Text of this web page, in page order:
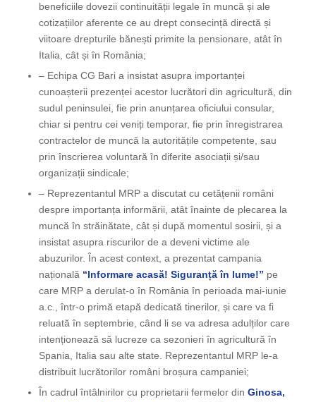
beneficiile dovezii continuității legale în muncă și ale
cotizațiilor aferente ce au drept consecință directă și
viitoare drepturile bănești primite la pensionare, atât în
Italia, cât și în România;
– Echipa CG Bari a insistat asupra importanței
cunoașterii prezenței acestor lucrători din agricultură, din
sudul peninsulei, fie prin anunțarea oficiului consular,
chiar si pentru cei veniți temporar, fie prin înregistrarea
contractelor de muncă la autoritățile competente, sau
prin înscrierea voluntară în diferite asociații și/sau
organizații sindicale;
– Reprezentantul MRP a discutat cu cetățenii români
despre importanța informării, atât înainte de plecarea la
muncă în străinătate, cât și după momentul sosirii, și a
insistat asupra riscurilor de a deveni victime ale
abuzurilor. În acest context, a prezentat campania
națională “Informare acasă! Siguranță în lume!” pe
care MRP a derulat-o în România în perioada mai-iunie
a.c., într-o primă etapă dedicată tinerilor, și care va fi
reluată în septembrie, când li se va adresa adulților care
intenționează să lucreze ca sezonieri în agricultură în
Spania, Italia sau alte state. Reprezentantul MRP le-a
distribuit lucrătorilor români broșura campaniei;
În cadrul întâlnirilor cu proprietarii fermelor din Ginosa,